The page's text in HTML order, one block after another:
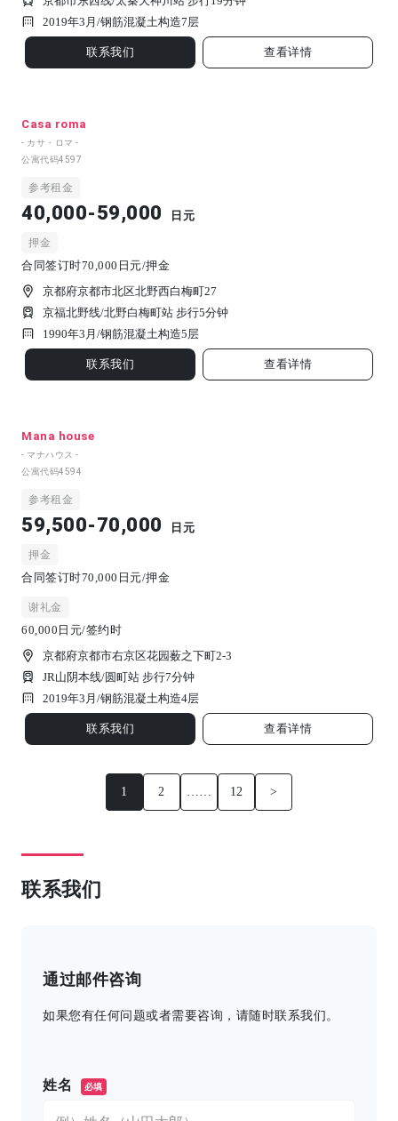
2019年3月/钢筋混凝土构造7 层
联系我们 查看详情
Casa roma
- カサ・ロマ -
公寓代码4597
参考租金
40,000-59,000 日元
押金
合同签订时70,000日元/押金
京都府京都市北区北野西白梅町27
京福北野线/北野白梅町站 步行5分钟
1990年3月/钢筋混凝土构造5 层
联系我们 查看详情
Mana house
- マナハウス -
公寓代码4594
参考租金
59,500-70,000 日元
押金
合同签订时70,000日元/押金
谢礼金
60,000日元/签约时
京都府京都市右京区花园薮之下町2-3
JR山阴本线/圆町站 步行7分钟
2019年3月/钢筋混凝土构造4 层
联系我们 查看详情
1 2 …… 12 >
联系我们
通过邮件咨询
如果您有任何问题或者需要咨询，请随时联系我们。
姓名 必填